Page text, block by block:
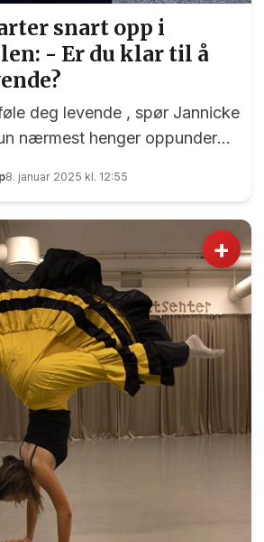
snart opp i
- Er du klar til å
deg levende , spør Jannicke
nærmest henger oppunder
i hendene. Stedet er
Eidsvoll Verk, som egentlig er
Elverhaug var travelt
- Det er noen hull i veggen jeg
som har bosatt seg på
starter opp med mye
Foto: Bjørn
8. januar 2025 kl. 12:55
+